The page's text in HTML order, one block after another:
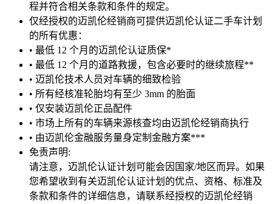
程并符合相关条款和条件的规定。
仅经授权的迈凯伦经销商可提供迈凯伦认证二手车计划
的所有优惠：
• 最低 12 个月的迈凯伦认证质保*
• 最低 12 个月的道路救援，包含必要时的继续旅程**
• 迈凯伦技术人员对车辆的细致检验
• 所有经核准轮胎均有至少 3mm 的胎面
• 仅安装迈凯伦正品配件
• 市场上所有的车辆来源核查均由迈凯伦经销商执行
• 由迈凯伦金融服务量身定制金融方案***
免责声明:
请注意，迈凯伦认证计划可能会因国家/地区而异。如果
您希望收到有关迈凯伦认证计划的优点、资格、标准及
条款和条件的详细信息，请联系经授权的迈凯伦经销